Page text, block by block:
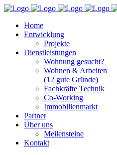
Home
Entwicklung
Projekte
Dienstleistungen
Wohnung gesucht?
Wohnen & Arbeiten
(12 gute Gründe)
Fachkräfte Technik
Co-Working
Immobilienmarkt
Partner
Über uns
Meilensteine
Kontakt